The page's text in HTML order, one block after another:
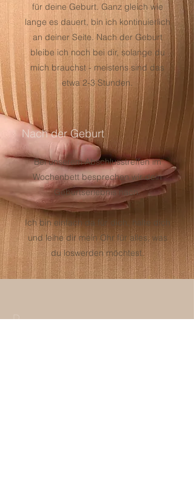
für deine Geburt. Ganz gleich wie
lange es dauert, bin ich kontinuierlich
an deiner Seite. Nach der Geburt
bleibe ich noch bei dir, solange du
mich brauchst - meistens sind das
etwa 2-3 Stunden.
Nach der Geburt
Bei unserem Abschlusstreffen im
Wochenbett besprechen wir dein
Geburtserlebnis nach.
Ich bin einfach da für dich, halte dich
und leihe dir mein Ohr für alles, was
du loswerden möchtest.
P